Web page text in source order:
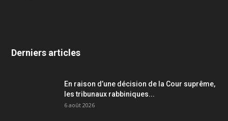
Derniers articles
En raison d’une décision de la Cour suprême,
les tribunaux rabbiniques...
6 août 2026